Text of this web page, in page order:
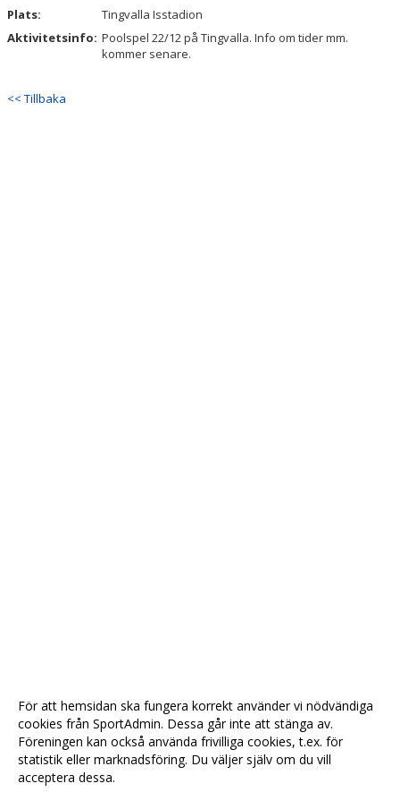
Plats:
Tingvalla Isstadion
Aktivitetsinfo: Poolspel 22/12 på Tingvalla. Info om tider mm.
kommer senare.
<< Tillbaka
För att hemsidan ska fungera korrekt använder vi nödvändiga
cookies från SportAdmin. Dessa går inte att stänga av.
Föreningen kan också använda frivilliga cookies, t.ex. för
statistik eller marknadsföring. Du väljer själv om du vill
acceptera dessa.